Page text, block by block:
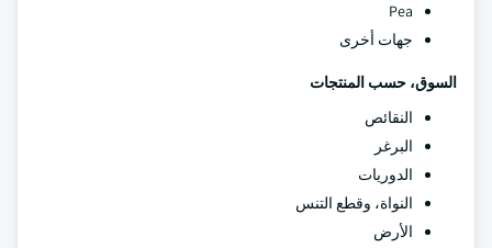
Pea
جهات أخرى
السوق، حسب المنتجات
النقائص
البرغر
الدوريات
النواة، وقطع التنس
الأرض